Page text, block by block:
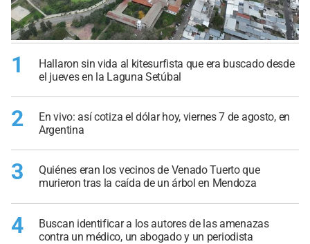
1
Hallaron sin vida al kitesurfista que era buscado desde
el jueves en la Laguna Setúbal
2
En vivo: así cotiza el dólar hoy, viernes 7 de agosto, en
Argentina
3
Quiénes eran los vecinos de Venado Tuerto que
murieron tras la caída de un árbol en Mendoza
4
Buscan identificar a los autores de las amenazas
contra un médico, un abogado y un periodista